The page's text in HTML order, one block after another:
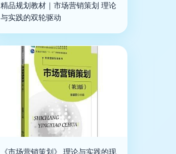
精品规划教材｜市场营销策划 理论
与实践的双轮驱动
《市场营销策划》 理论与实践的现